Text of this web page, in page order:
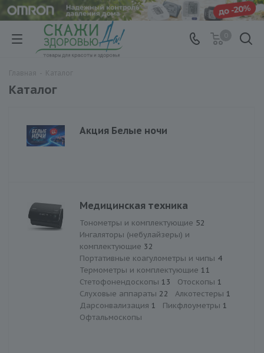
Каталог
Акция Белые ночи
Медицинская техника
Тонометры и комплектующие 52
Ингаляторы (небулайзеры) и
комплектующие 32
Портативные коагулометры и чипы 4
Термометры и комплектующие 11
Стетофонендоскопы 13 Отоскопы 1
Слуховые аппараты 22 Алкотестеры 1
Дарсонвализация 1 Пикфлоуметры 1
Офтальмоскопы